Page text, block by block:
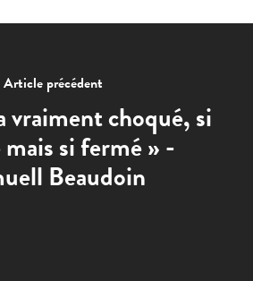
Article précédent
vraiment choqué, si
si fermé » -
Beaudoin